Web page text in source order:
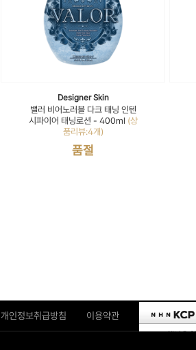
Designer Skin
밸러 비어노러블 다크 태닝 인텐
시파이어 태닝로션 - 400ml (상
품리뷰:4개)
품절
개인정보취급방침 이용약관